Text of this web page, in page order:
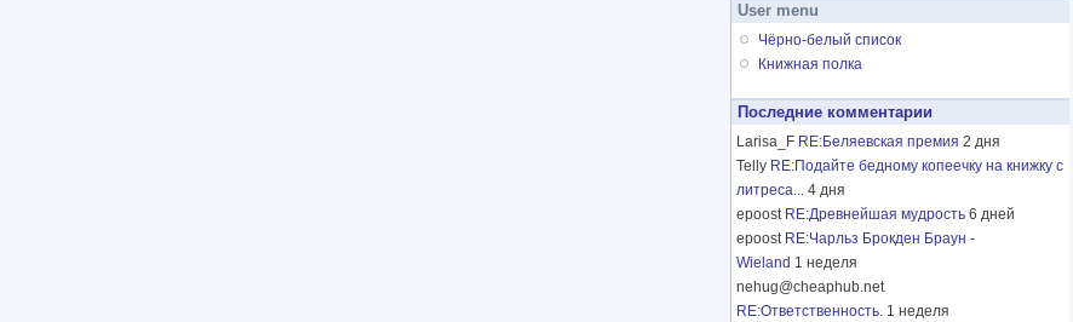
User menu
Чёрно-белый список
Книжная полка
Последние комментарии
Larisa_F RE:Беляевская премия 2 дня
Telly RE:Подайте бедному копеечку на книжку с
литреса... 4 дня
epoost RE:Древнейшая мудрость 6 дней
epoost RE:Чарльз Брокден Браун -
Wieland 1 неделя
nehug@cheaphub.net
RE:Ответственность. 1 неделя